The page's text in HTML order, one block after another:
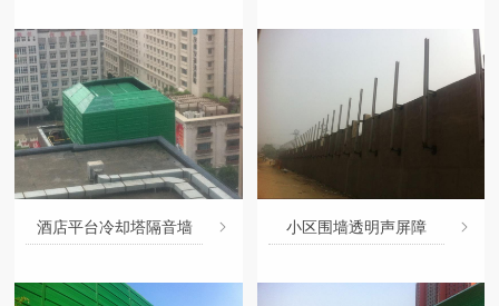
酒店平台冷却塔隔音墙 小区围墙透明声屏障